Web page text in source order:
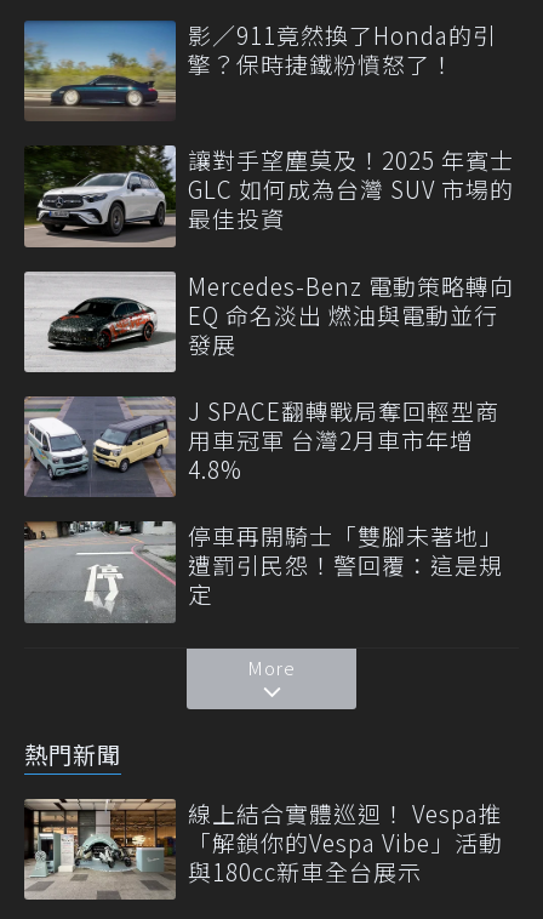
影／911竟然換了Honda的引
擎？保時捷鐵粉憤怒了！
讓對手望塵莫及！2025 年賓士
GLC 如何成為台灣 SUV 市場的
最佳投資
Mercedes-Benz 電動策略轉向
EQ 命名淡出 燃油與電動並行
發展
J SPACE翻轉戰局奪回輕型商
用車冠軍 台灣2月車市年增
4.8%
停車再開騎士「雙腳未著地」
遭罰引民怨！警回覆：這是規
定
More
熱門新聞
線上結合實體巡迴！ Vespa推
「解鎖你的Vespa Vibe」活動
與180cc新車全台展示